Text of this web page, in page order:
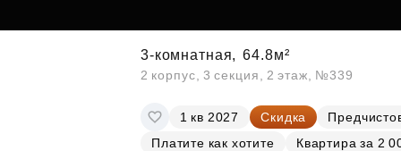
3-комнатная, 64.8м²
2 корпус, 3 секция, 2 этаж, №339
1 кв 2027 Скидка
Платите как хотите
Квартира за 2